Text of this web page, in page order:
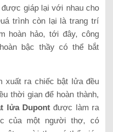
giáp lại với nhau cho
trình còn lại là trang trí
hoàn hảo, tới đây, công
bậc thầy có thể bắt
xuất ra chiếc bật lửa đều
thời gian để hoàn thành,
lửa Dupont được làm ra
của một người thợ, có